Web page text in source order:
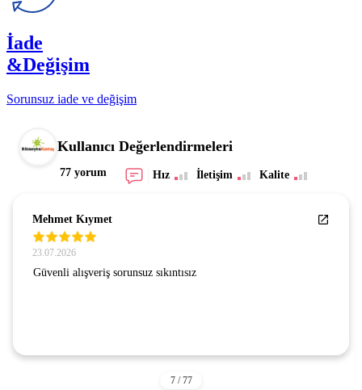
İade
&Değişim
Sorunsuz iade ve değişim
Kullanıcı Değerlendirmeleri
77 yorum Hız İletişim Kalite
Mehmet Kıymet
23.07.2026
Güvenli alışveriş sorunsuz sıkıntısız